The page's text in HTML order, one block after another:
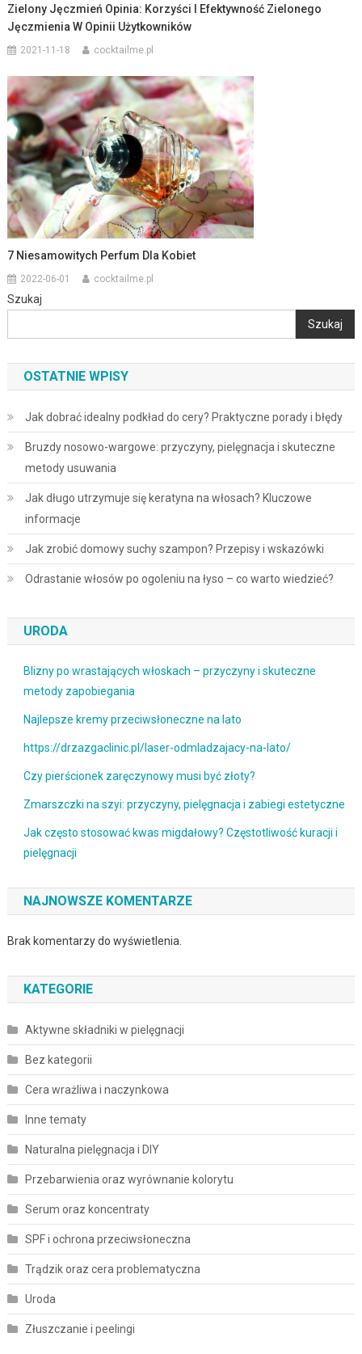
Zielony Jęczmień Opinia: Korzyści I Efektywność Zielonego
Jęczmienia W Opinii Użytkowników
2021-11-18 cocktailme.pl
7 Niesamowitych Perfum Dla Kobiet
2022-06-01 cocktailme.pl
Szukaj
Szukaj
OSTATNIE WPISY
Jak dobrać idealny podkład do cery? Praktyczne porady i błędy
Bruzdy nosowo-wargowe: przyczyny, pielęgnacja i skuteczne
metody usuwania
Jak długo utrzymuje się keratyna na włosach? Kluczowe
informacje
Jak zrobić domowy suchy szampon? Przepisy i wskazówki
Odrastanie włosów po ogoleniu na łyso – co warto wiedzieć?
URODA
Blizny po wrastających włoskach – przyczyny i skuteczne
metody zapobiegania
Najlepsze kremy przeciwsłoneczne na lato
https://drzazgaclinic.pl/laser-odmladzajacy-na-lato/
Czy pierścionek zaręczynowy musi być złoty?
Zmarszczki na szyi: przyczyny, pielęgnacja i zabiegi estetyczne
Jak często stosować kwas migdałowy? Częstotliwość kuracji i
pielęgnacji
NAJNOWSZE KOMENTARZE
Brak komentarzy do wyświetlenia.
KATEGORIE
Aktywne składniki w pielęgnacji
Bez kategorii
Cera wrażliwa i naczynkowa
Inne tematy
Naturalna pielęgnacja i DIY
Przebarwienia oraz wyrównanie kolorytu
Serum oraz koncentraty
SPF i ochrona przeciwsłoneczna
Trądzik oraz cera problematyczna
Uroda
Złuszczanie i peelingi